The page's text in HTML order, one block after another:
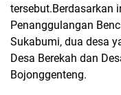
tersebut.Berdasarkan
Penanggulangan
Sukabumi, dua desa
Desa Berekah dan
Bojonggenteng.